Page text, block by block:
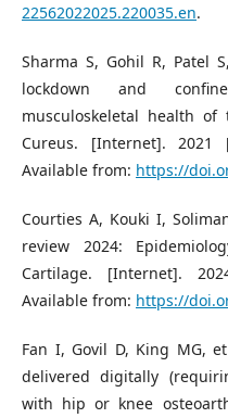
22562022025.220035.en.
Sharma S, Gohil R, Patel
lockdown and
musculoskeletal health
Cureus. [Internet]. 2021
Available from: https://
Courties A, Kouki I,
review 2024:
Cartilage. [Internet].
Available from: https://
Fan I, Govil D, King MG,
delivered digitally
with hip or knee